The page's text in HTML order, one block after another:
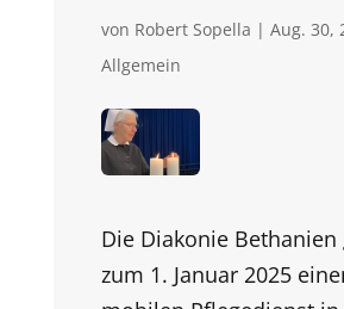
von Robert Sopella | Aug. 30,
Allgemein
Die DiakonieBethanien
zum 1. Januar 2025